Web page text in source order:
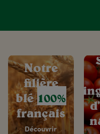
Notre
filière
blé100%
français
Découvrir